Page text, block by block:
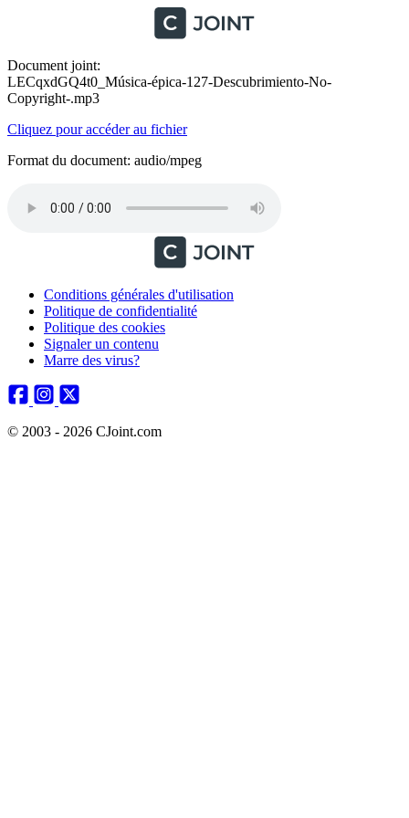
Document joint:
LECqxdGQ4t0_Música-épica-127-Descubrimiento-No-
Copyright-.mp3
Cliquez pour accéder au fichier
Format du document: audio/mpeg
Conditions générales d'utilisation
Politique de confidentialité
Politique des cookies
Signaler un contenu
Marre des virus?
© 2003 - 2026 CJoint.com